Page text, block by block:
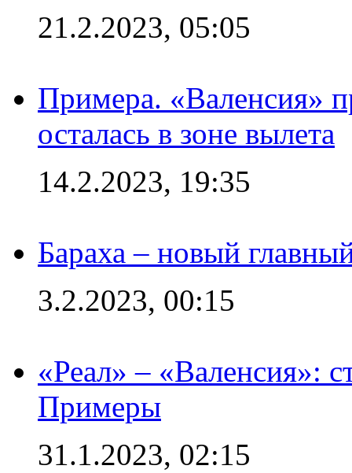
21.2.2023, 05:05
Примера. «Валенсия»
осталась в зоне вылета
14.2.2023, 19:35
Бараха – новый
3.2.2023, 00:15
«Реал» – «Валенсия»:
Примеры
31.1.2023, 02:15